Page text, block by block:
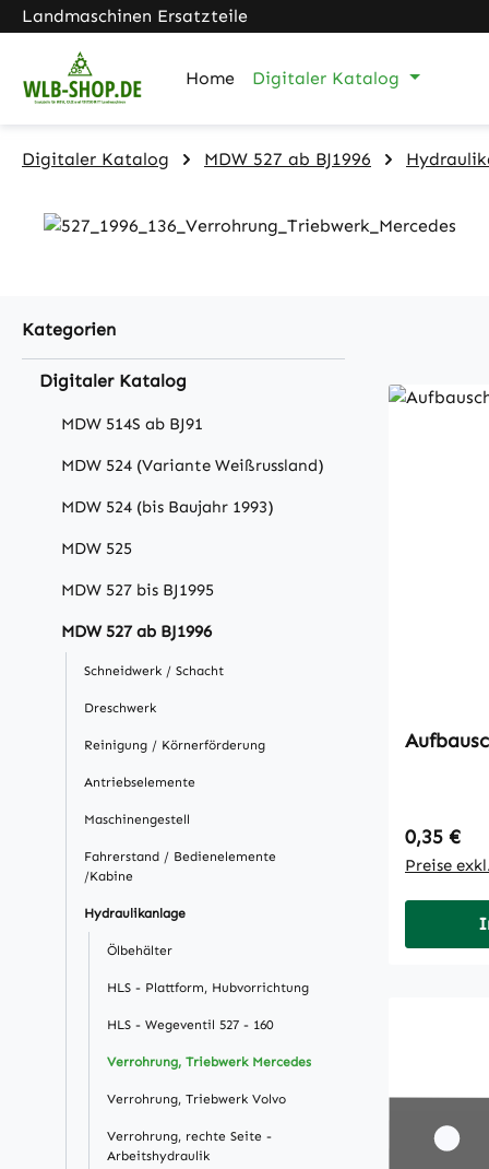
Hauptinhalt springen
Zur Suche springen
Zur Hauptnavigation springen
Landmaschinen Ersatzteile
Home Digitaler Katalog
Digitaler Katalog MDW 527 ab BJ1996
Kategorien
Digitaler Katalog
MDW 514S ab BJ91
MDW 524 (Variante Weißrussland)
MDW 524 (bis Baujahr 1993)
MDW 525
MDW 527 bis BJ1995
MDW 527 ab BJ1996
Schneidwerk / Schacht
Dreschwerk
Reinigung / Körnerförderung
Antriebselemente
Maschinengestell
Fahrerstand / Bedienelemente
/Kabine
Hydraulikanlage
Ölbehälter
HLS - Plattform, Hubvorrichtung
HLS - Wegeventil 527 - 160
Verrohrung, Triebwerk Mercedes
Verrohrung, Triebwerk Volvo
Verrohrung, rechte Seite -
Arbeitshydraulik
0,35 €
Preise